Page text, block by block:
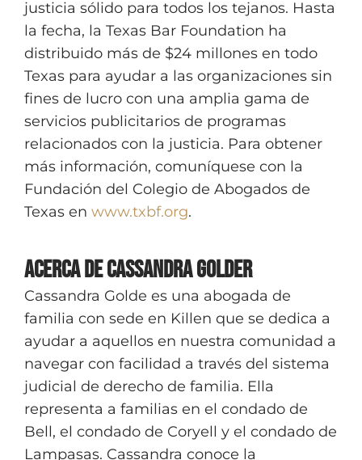
justicia sólido para todos los tejanos. Hasta
la fecha, la Texas Bar Foundation ha
distribuido más de $24 millones en todo
Texas para ayudar a las organizaciones sin
fines de lucro con una amplia gama de
servicios publicitarios de programas
relacionados con la justicia. Para obtener
más información, comuníquese con la
Fundación del Colegio de Abogados de
Texas en www.txbf.org.
Acerca de Cassandra Golder
Cassandra Golde es una abogada de
familia con sede en Killen que se dedica a
ayudar a aquellos en nuestra comunidad a
navegar con facilidad a través del sistema
judicial de derecho de familia. Ella
representa a familias en el condado de
Bell, el condado de Coryell y el condado de
Lampasas. Cassandra conoce la